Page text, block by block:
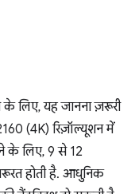
लिए, यह जानना ज़रूरी
(4K) रिज़ॉल्यूशन में
के लिए, 9 से 12
होती है. आधुनिक